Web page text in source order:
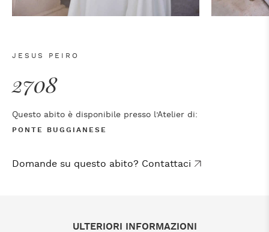
ULTERIORI INFORMAZIONI
JESUS PEIRO
2708
Questo abito è disponibile presso l’Atelier di:
PONTE BUGGIANESE
Domande su questo abito? Contattaci